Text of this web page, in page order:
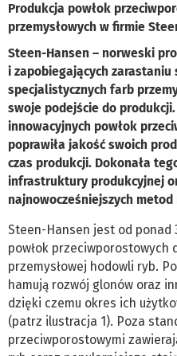
Produkcja powłok
przemysłowych w firmie
Steen-Hansen – norweski
i zapobiegających
specjalistycznych farb
swoje podejście do
innowacyjnych powłok
poprawiła jakość swoich
czas produkcji. Dokonała
infrastruktury produkcyjnej
najnowocześniejszych
Steen-Hansen jest od ponad
powłok przeciwporostowych
przemysłowej hodowli ryb.
hamują rozwój glonów oraz
dzięki czemu okres ich
(patrz ilustracja 1). Poza
przeciwporostowymi